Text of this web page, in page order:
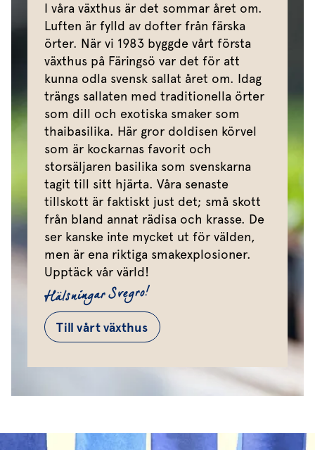
I våra växthus är det sommar året om.
Luften är fylld av dofter från färska
örter. När vi 1983 byggde vårt första
växthus på Färingsö var det för att
kunna odla svensk sallat året om. Idag
trängs sallaten med traditionella örter
som dill och exotiska smaker som
thaibasilika. Här gror doldisen körvel
som är kockarnas favorit och
storsäljaren basilika som svenskarna
tagit till sitt hjärta. Våra senaste
tillskott är faktiskt just det; små skott
från bland annat rädisa och krasse. De
ser kanske inte mycket ut för välden,
men är ena riktiga smakexplosioner.
Upptäck vår värld!
Hälsningar Svegro!
Till vårt växthus